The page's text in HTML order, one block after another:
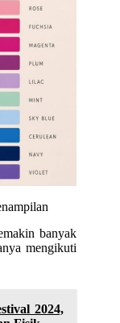
banyak
mengikuti
2024,